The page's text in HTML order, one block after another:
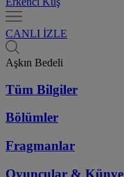
CANLI İZLE
Aşkın Bedeli
Tüm Bilgiler
Bölümler
Fragmanlar
Oyuncular & Künye